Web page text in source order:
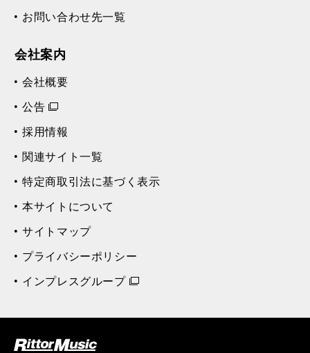
お問い合わせ先一覧
会社案内
会社概要
公告
採用情報
関連サイト一覧
特定商取引法に基づく表示
本サイトについて
サイトマップ
プライバシーポリシー
インプレスグループ
ジック (Rittor Musi